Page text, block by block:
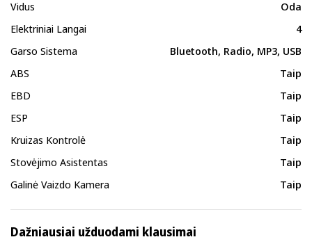
Vidus
Oda
Elektriniai Langai
4
Garso Sistema
Bluetooth, Radio, MP3, USB
ABS
Taip
EBD
Taip
ESP
Taip
Kruizas Kontrolė
Taip
Stovėjimo Asistentas
Taip
Galinė Vaizdo Kamera
Taip
Dažniausiai užduodami klausimai